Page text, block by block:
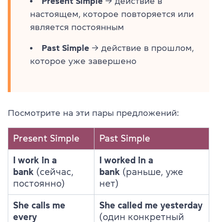
настоящем, которое повторяется или
является постоянным
Past Simple → действие в прошлом,
которое уже завершено
Посмотрите на эти пары предложений:
Present Simple Past Simple
I work in a
bank (сейчас,
постоянно)
I worked in a
bank (раньше, уже
нет)
She calls me
every
She called me yesterday
(один конкретный